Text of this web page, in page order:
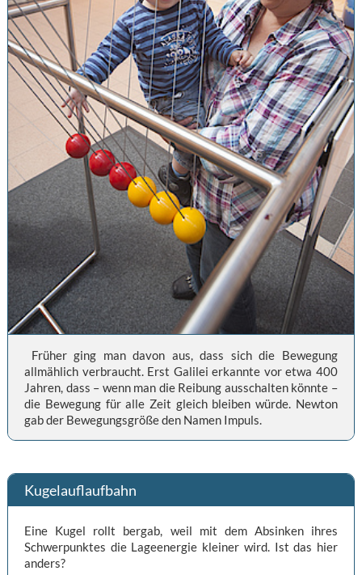
Früher ging man davon aus, dass sich die Bewegung
allmählich verbraucht. Erst Galilei erkannte vor etwa 400
Jahren, dass – wenn man die Reibung ausschalten könnte –
die Bewegung für alle Zeit gleich bleiben würde. Newton
gab der Bewegungsgröße den Namen Impuls.
Kugelauflaufbahn
Eine Kugel rollt bergab, weil mit dem Absinken ihres
Schwerpunktes die Lageenergie kleiner wird. Ist das hier
anders?